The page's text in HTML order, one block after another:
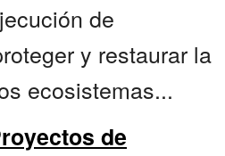
de
y restaurar la
ecosistemas...
de